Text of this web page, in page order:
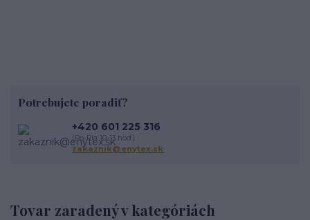
Tovar zaradený v kategóriách
Potrebujete poradiť?
+420 601 225 316
(Po-Pia 10-13 hod.)
zakaznik@enytex.sk